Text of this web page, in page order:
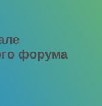
форума